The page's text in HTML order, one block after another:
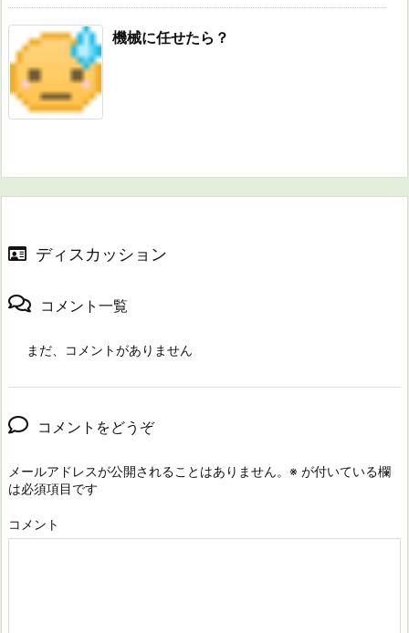
機械に任せたら？
ディスカッション
コメント一覧
まだ、コメントがありません
コメントをどうぞ
メールアドレスが公開されることはありません。 ※ が付いている欄
は必須項目です
コメント